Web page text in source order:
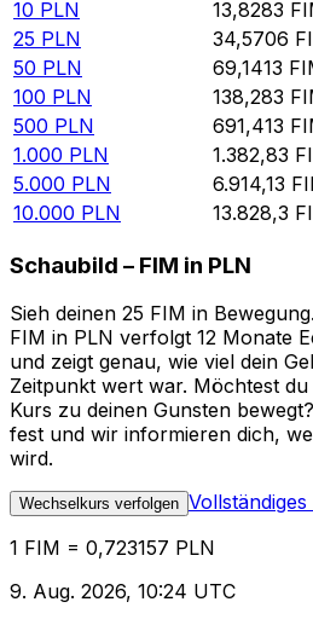
10 PLN 13,8283
25 PLN 34,5706
50 PLN 69,1413
100 PLN 138,283
500 PLN 691,413
1.000 PLN 1.382,83
5.000 PLN 6.914,13
10.000 PLN 13.828,3
Schaubild – FIM in PLN
Sieh deinen 25 FIM in
FIM in PLN verfolgt 12 Monate
und zeigt genau, wie viel dein
Zeitpunkt wert war. Möchtest
Kurs zu deinen Gunsten
fest und wir informieren dich,
wird.
Wechselkurs verfolgen
1 FIM = 0,723157 PLN
9. Aug. 2026, 10:24 UTC